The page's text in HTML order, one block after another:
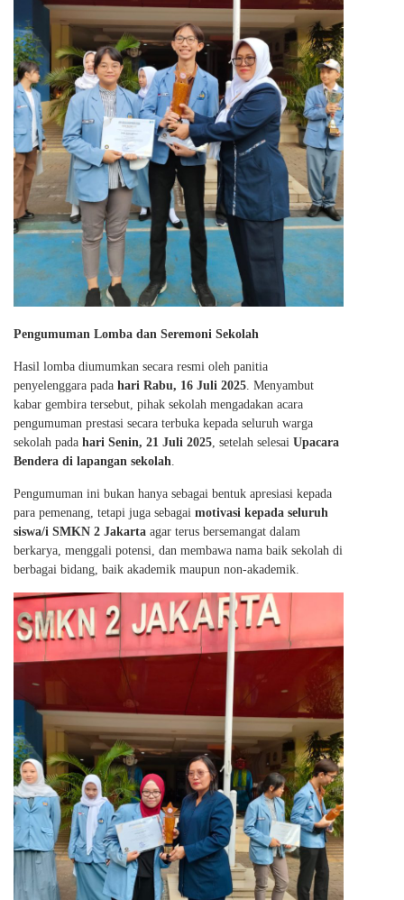
Pengumuman Lomba dan Seremoni Sekolah
Hasil lomba diumumkan secara resmi oleh panitia
penyelenggara pada hari Rabu, 16 Juli 2025. Menyambut
kabar gembira tersebut, pihak sekolah mengadakan acara
pengumuman prestasi secara terbuka kepada seluruh warga
sekolah pada hari Senin, 21 Juli 2025, setelah selesai Upacara
Bendera di lapangan sekolah.
Pengumuman ini bukan hanya sebagai bentuk apresiasi kepada
para pemenang, tetapi juga sebagai motivasi kepada seluruh
siswa/i SMKN 2 Jakarta agar terus bersemangat dalam
berkarya, menggali potensi, dan membawa nama baik sekolah di
berbagai bidang, baik akademik maupun non-akademik.